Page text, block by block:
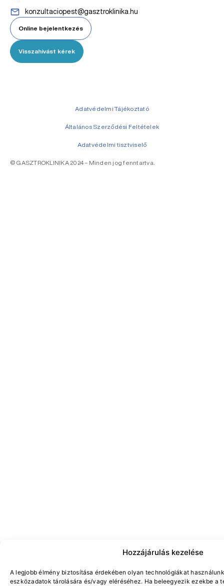
Hozzájárulás kezelése
A legjobb élmény biztosítása érdekében olyan technológiákat
eszközadatok tárolására és/vagy eléréséhez. Ha beleegyezik ezekbe a
konzultaciopest@gasztroklinika.hu
Online bejelentkezés
Visszahívást kérek
Adatvédelmi Tájékoztató
Általános Szerződési Feltételek
Adatvédelmi tisztviselő
© GASZTROKLINIKA 2024 – Minden jog fenntartva.